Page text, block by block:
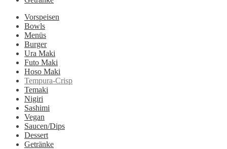
Vorspeisen
Bowls
Menüs
Burger
Ura Maki
Futo Maki
Hoso Maki
Tempura-Crisp
Temaki
Nigiri
Sashimi
Vegan
Saucen/Dips
Dessert
Getränke